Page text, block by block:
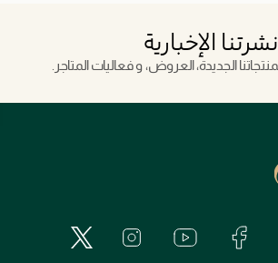
الإخبارية
الجديدة، العروض، و فعاليات المتاجر.